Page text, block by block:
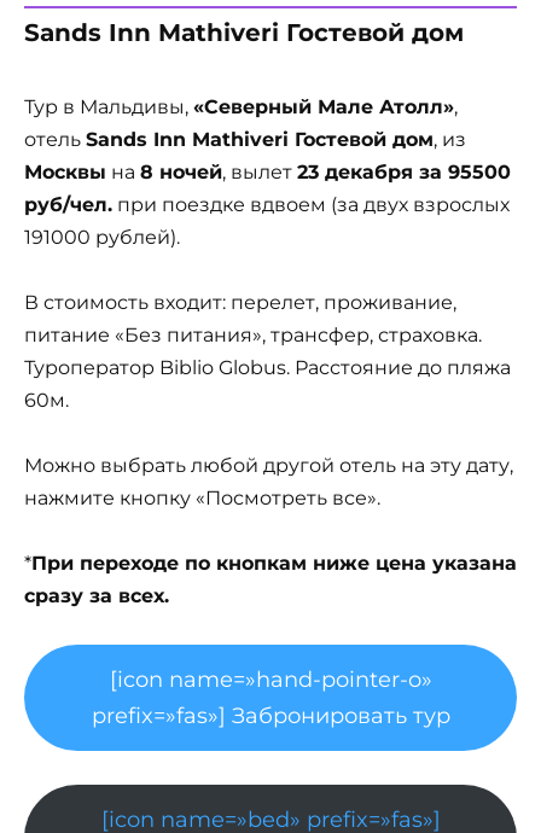
Sands Inn Mathiveri Гостевой дом
Тур в Мальдивы, «Северный Мале Атолл»,
отель Sands Inn Mathiveri Гостевой дом, из
Москвы на 8 ночей, вылет 23 декабря за 95500
руб/чел. при поездке вдвоем (за двух взрослых
191000 рублей).
В стоимость входит: перелет, проживание,
питание «Без питания», трансфер, страховка.
Туроператор Biblio Globus. Расстояние до пляжа
60м.
Можно выбрать любой другой отель на эту дату,
нажмите кнопку «Посмотреть все».
*При переходе по кнопкам ниже цена указана
сразу за всех.
[icon name=»hand-pointer-o»
prefix=»fas»] Забронировать тур
[icon name=»bed» prefix=»fas»]